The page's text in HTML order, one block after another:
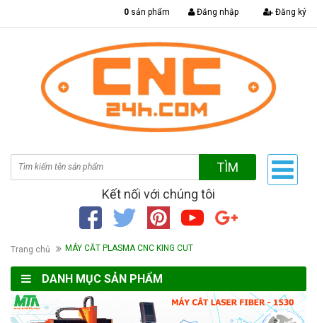
0 sản phẩm Đăng nhập Đăng ký
TÌM
Kết nối với chúng tôi
Trang chủ MÁY CẮT PLASMA CNC KING CUT
DANH MỤC SẢN PHẨM